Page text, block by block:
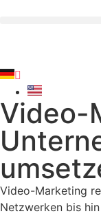
Video-
Video-Marketing
Netzwerken bis